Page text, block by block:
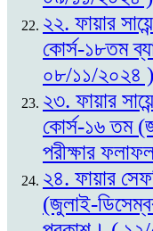
২২. ফায়ার
কোর্স-১৮তম
০৮/১১/২০২৪
২৩. ফায়ার
কোর্স-১৬ তম
পরীক্ষার
২৪. ফায়ার
(জুলাই-